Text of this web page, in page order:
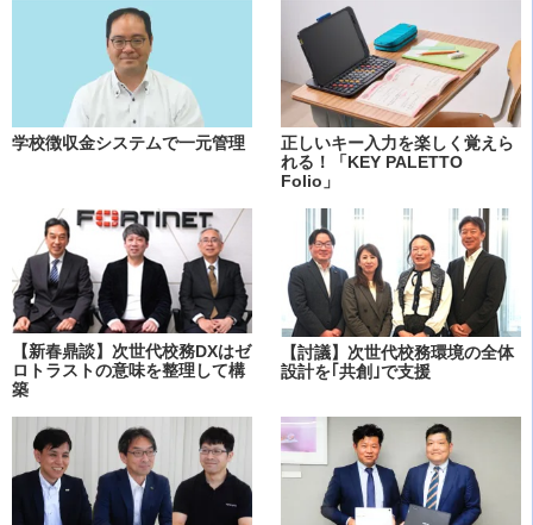
学校徴収金システムで一元管理
正しいキー入力を楽しく覚えら
れる！「KEY PALETTO
Folio」
【新春鼎談】次世代校務DXはゼ
ロトラストの意味を整理して構
築
【討議】次世代校務環境の全体
設計を｢共創｣で支援